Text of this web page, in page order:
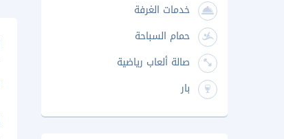
خدمات الغرفة
حمام السباحة
صالة ألعاب رياضية
بار